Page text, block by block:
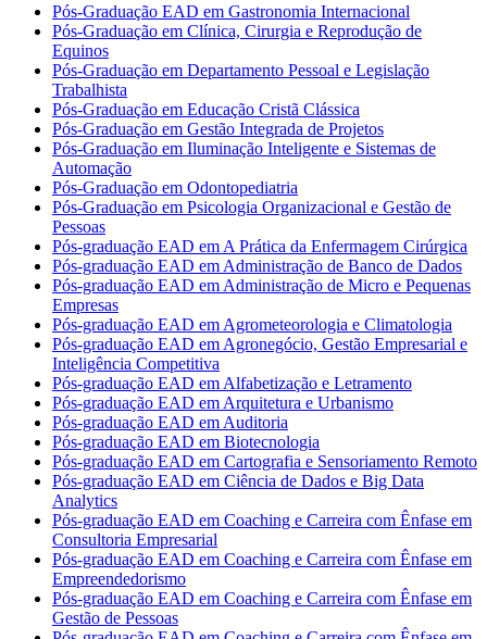
Pós-Graduação EAD em Gastronomia Internacional
Pós-Graduação em Clínica, Cirurgia e Reprodução de
Equinos
Pós-Graduação em Departamento Pessoal e Legislação
Trabalhista
Pós-Graduação em Educação Cristã Clássica
Pós-Graduação em Gestão Integrada de Projetos
Pós-Graduação em Iluminação Inteligente e Sistemas de
Automação
Pós-Graduação em Odontopediatria
Pós-Graduação em Psicologia Organizacional e Gestão de
Pessoas
Pós-graduação EAD em A Prática da Enfermagem Cirúrgica
Pós-graduação EAD em Administração de Banco de Dados
Pós-graduação EAD em Administração de Micro e Pequenas
Empresas
Pós-graduação EAD em Agrometeorologia e Climatologia
Pós-graduação EAD em Agronegócio, Gestão Empresarial e
Inteligência Competitiva
Pós-graduação EAD em Alfabetização e Letramento
Pós-graduação EAD em Arquitetura e Urbanismo
Pós-graduação EAD em Auditoria
Pós-graduação EAD em Biotecnologia
Pós-graduação EAD em Cartografia e Sensoriamento Remoto
Pós-graduação EAD em Ciência de Dados e Big Data
Analytics
Pós-graduação EAD em Coaching e Carreira com Ênfase em
Consultoria Empresarial
Pós-graduação EAD em Coaching e Carreira com Ênfase em
Empreendedorismo
Pós-graduação EAD em Coaching e Carreira com Ênfase em
Gestão de Pessoas